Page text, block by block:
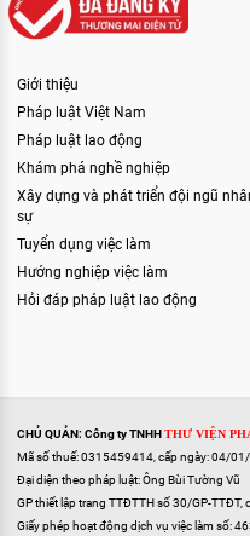
Giới thiệu
Pháp luật Việt Nam
Pháp luật lao động
Khám phá nghề nghiệp
Xây dựng và phát triển đội ngũ
sự
Tuyển dụng việc làm
Hướng nghiệp việc làm
Hỏi đáp pháp luật lao động
CHỦ QUẢN: Công ty TNHH THƯ VIỆN
Mã số thuế: 0315459414, cấp ngày: 04/
Đại diện theo pháp luật: Ông Bùi Tường Vũ
GP thiết lập trang TTĐTTH số 30/GP-
Giấy phép hoạt động dịch vụ việc làm số: